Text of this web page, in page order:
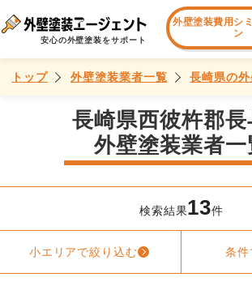
安心の外壁塗装をサポート
外壁塗装費用シ
ン
トップ 外壁塗装業者一覧 長崎県の
長崎県西彼杵郡
外壁塗装業者一
検索結果13件
小エリアで絞り込む 条件